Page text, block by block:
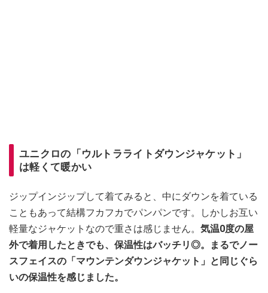
ユニクロの「ウルトラライトダウンジャケット」
は軽くて暖かい
ジップインジップして着てみると、中にダウンを着ている
こともあって結構フカフカでパンパンです。しかしお互い
軽量なジャケットなので重さは感じません。 気温0度の屋
外で着用したときでも、保温性はバッチリ◎。まるでノー
スフェイスの「マウンテンダウンジャケット」と同じぐら
いの保温性を感じました。